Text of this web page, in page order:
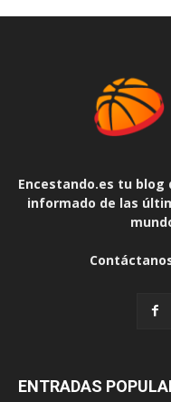
Encestando.es tu blog
informado de las
ENTRADAS